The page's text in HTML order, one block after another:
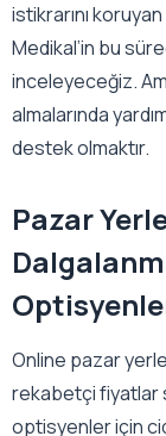
istikrarını
Medikal’in bu
inceleyeceğiz.
almalarında
destek olmaktır.
Pazar
Online pazar
rekabetçi fiyatlar
optisyenler için